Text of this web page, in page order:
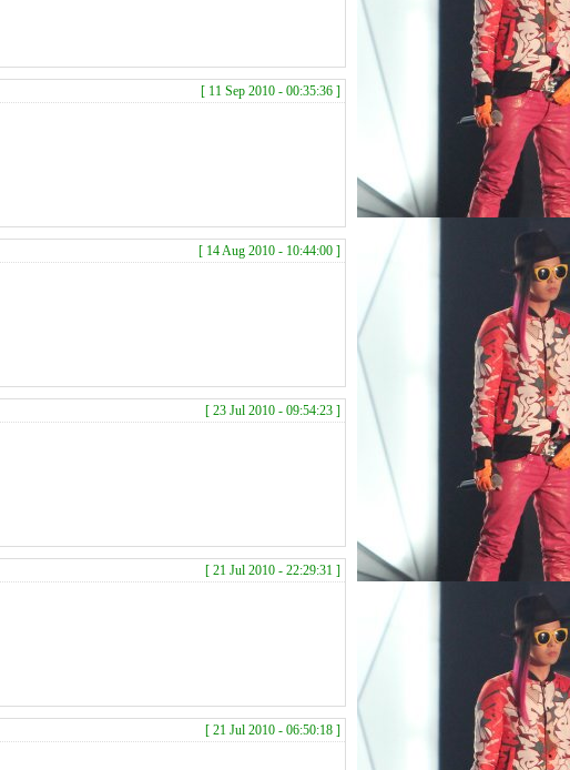
[ 11 Sep 2010 - 00:35:36 ]
[ 14 Aug 2010 - 10:44:00 ]
[ 23 Jul 2010 - 09:54:23 ]
[ 21 Jul 2010 - 22:29:31 ]
[ 21 Jul 2010 - 06:50:18 ]